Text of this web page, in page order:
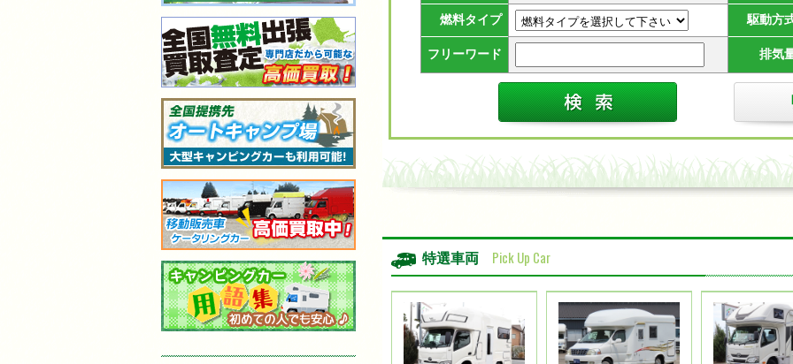
燃料タイプ 駆動方
フリーワード 排気
特選車両 Pick Up Car